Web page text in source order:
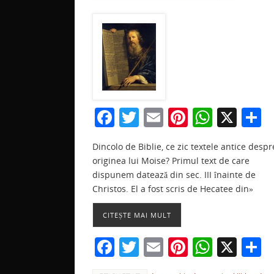
F
a
c
e
b
o
o
k
T
w
itt
er
E
ai
l
Pi
er
e
st
W
h
at
s
A
p
X
Dincolo de Biblie, ce zic textele antice
originea lui Moise? Primul text de care
dispunem datează din sec. III înainte de
Christos. El a fost scris de Hecatee din»
CITEȘTE MAI MULT
F T
w
E
m
Pi
nt
W
h
X
ar